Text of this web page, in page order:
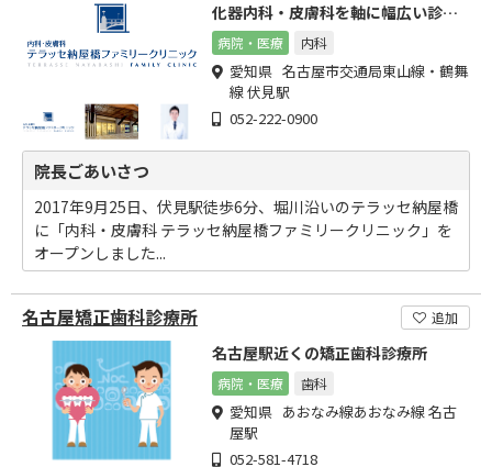
化器内科・皮膚科を軸に幅広い診療
を行っていきます。
病院・医療 内科
愛知県 名古屋市交通局東山線・鶴舞
線 伏見駅
052-222-0900
院長ごあいさつ
2017年9月25日、伏見駅徒歩6分、堀川沿いのテラッセ納屋橋
に「内科・皮膚科 テラッセ納屋橋ファミリークリニック」を
オープンしました...
名古屋矯正歯科診療所 追加
名古屋駅近くの矯正歯科診療所
病院・医療 歯科
愛知県 あおなみ線あおなみ線 名古
屋駅
052-581-4718